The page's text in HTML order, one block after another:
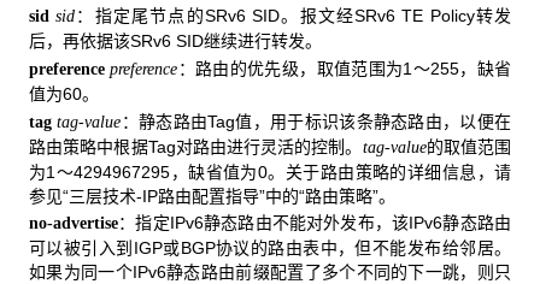
sid sid ：指定尾节点的SRv6 SID。报文经SRv6 TE Policy转发
后，再依据该SRv6 SID继续进行转发。
preference preference ：路由的优先级，取值范围为1～255，缺省
值为60。
tagtag-value ：静态路由Tag值，用于标识该条静态路由，以便在
路由策略中根据Tag对路由进行灵活的控制。 tag-value的取值范围
为1～4294967295，缺省值为0。关于路由策略的详细信息，请
参见“三层技术-IP路由配置指导”中的“路由策略”。
no-advertise：指定IPv6静态路由不能对外发布，该IPv6静态路由
可以被引入到IGP或BGP协议的路由表中，但不能发布给邻居。
如果为同一个IPv6静态路由前缀配置了多个不同的下一跳，则只